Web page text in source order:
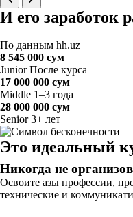
И его заработок
По данным hh.uz
8 545 000 сум
JuniorПосле курса
17 000 000 сум
Middle 1–3 года
28 000 000 сум
Senior3+ лет
Это идеальный
Никогда не
Освоите азы профессии,
технические и